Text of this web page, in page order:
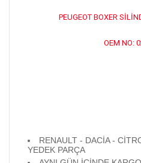
PEUGEOT BOXER
OEM NO:
RENAULT - DACİA -
YEDEK PARÇA